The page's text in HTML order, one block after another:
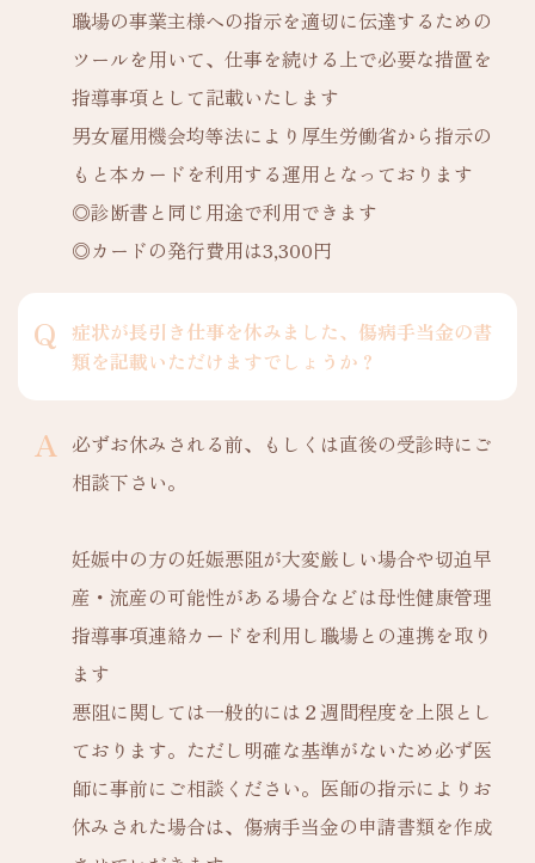
職場の事業主様への指示を適切に伝達するための
ツールを用いて、仕事を続ける上で必要な措置を
指導事項として記載いたします
男女雇用機会均等法により厚生労働省から指示の
もと本カードを利用する運用となっております
◎診断書と同じ用途で利用できます
◎カードの発行費用は3,300円
症状が長引き仕事を休みました、傷病手当金の書
類を記載いただけますでしょうか？
必ずお休みされる前、もしくは直後の受診時にご
相談下さい。
妊娠中の方の妊娠悪阻が大変厳しい場合や切迫早
産・流産の可能性がある場合などは母性健康管理
指導事項連絡カードを利用し職場との連携を取り
ます
悪阻に関しては一般的には２週間程度を上限とし
ております。ただし明確な基準がないため必ず医
師に事前にご相談ください。医師の指示によりお
休みされた場合は、傷病手当金の申請書類を作成